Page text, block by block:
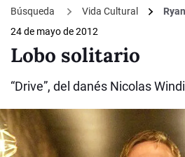
Búsqueda Vida Cultural
24 de mayo de 2012
Lobo solitario
“Drive”, del danés Nicolas